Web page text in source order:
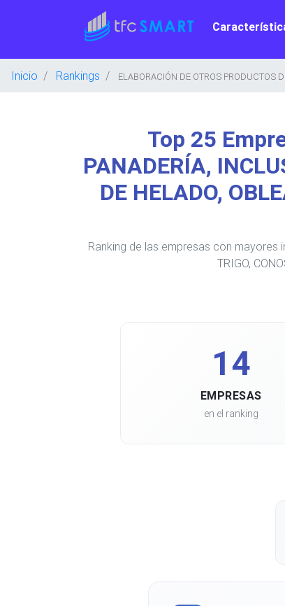
Inicio Rankings ELABORACIÓN DE OTROS PRODUCTOS
Top 25
PANADERÍA,
DE HELADO,
Ranking de las empresas con mayores
TRIGO,
14
EMPRESAS
en el ranking